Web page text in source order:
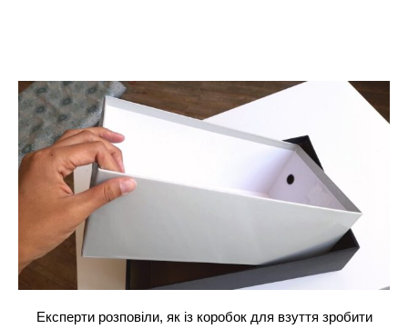
Експерти розповіли, як із коробок для взуття зробити